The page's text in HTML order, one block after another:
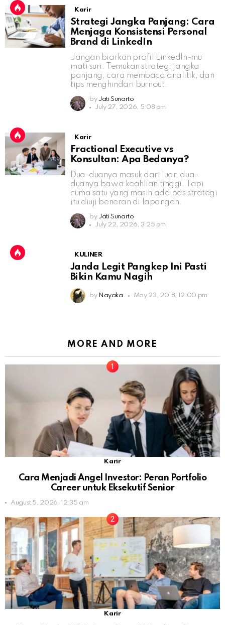
Karir
Strategi Jangka Panjang: Cara
Menjaga Konsistensi Personal
Brand di LinkedIn
Jangan biarkan profil LinkedIn-mu
mati suri. Temukan strategi jangka
panjang, cara membaca analitik, dan
tips menghindari burnout.
by Jati Sunarto
July 27, 2026, 5:08 pm
Karir
Fractional Executive vs
Konsultan: Apa Bedanya?
Dua-duanya masuk dari luar, dua-
duanya bawa keahlian tinggi. Tapi
cuma satu yang masih ada pas strategi
itu diuji beneran di lapangan.
by Jati Sunarto
July 22, 2026, 3:25 pm
KULINER
Janda Legit Pangkep Ini Pasti
Bikin Kamu Nagih
by Nayaka May 23, 2018, 12:00 pm
MORE AND MORE
Karir
Cara Menjadi Angel Investor: Peran Portfolio
Career untuk Eksekutif Senior
August 5, 2026, 12:35 am
Karir